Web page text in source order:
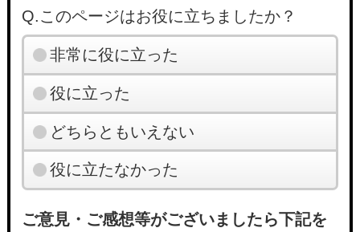
Q.このページはお役に立ちましたか？
非常に役に立った
役に立った
どちらともいえない
役に立たなかった
ご意見・ご感想等がございましたら下記を